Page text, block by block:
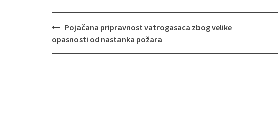
Navigacija
objava
Pojačana pripravnost vatrogasaca zbog velike
opasnosti od nastanka požara